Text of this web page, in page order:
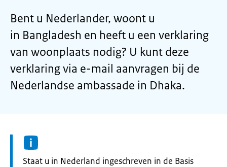
Bent u Nederlander, woont u
in Bangladesh en heeft u een verklaring
van woonplaats nodig? U kunt deze
verklaring via e-mail aanvragen bij de
Nederlandse ambassade in Dhaka.
Informatie:
Staat u in Nederland ingeschreven in de Basis